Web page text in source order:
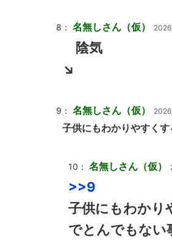
8： 名無しさん（仮）
陰気
↘
9： 名無しさん（仮）
子供にもわかりやすく
10： 名無しさん（仮）
>>9
子供にもわかり
でとんでもない